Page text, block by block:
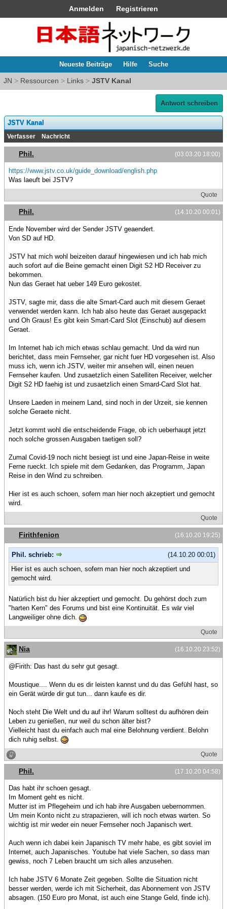
Anmelden Registrieren
Neueste Beiträge Hilfe Suche
JN > Ressourcen > Links > JSTV Kanal
Antwort schreiben
JSTV Kanal
Verfasser Nachricht
(03.03.20 18:00)
Phil.
https://www.jstv.co.uk/guide_download/english.php
Was laeuft bei JSTV?
Quote
(14.10.20 00:01)
Phil.
Ende November wird der Sender JSTV geaendert.
Von SD auf HD.
JSTV hat mich wohl beizeiten darauf hingewiesen und ich hab mich
auch sofort auf die Beine gemacht einen Digit S2 HD Receiver zu
bekommen.
Nun das Geraet hat ueber 149 Euro gekostet.
JSTV, sagte mir, dass die alte Smart-Card auch mit diesem Geraet
verwendet werden kann. Ich hab also heute das Geraet ausgepackt
und Oh Graus! Es gibt kein Smart-Card Slot (Einschub) auf diesem
Geraet.
Im Internet hab ich mich etwas schlau gemacht. Und da wird nun
berichtet, dass mein Fernseher, gar nicht fuer HD vorgesehen ist. Also
muss ich, wenn ich JSTV, weiter mir ansehen will, einen neuen
Fernseher kaufen. Und zusaetzlich einen Satelliten Receiver, welcher
Digit S2 HD faehig ist und zusaetzlich einen Smard-Card Slot hat.
Unsere Laeden in meinem Land, sind noch in der Urzeit, sie kennen
solche Geraete nicht.
Jetzt kommt wohl die entscheidende Frage, ob ich ueberhaupt jetzt
noch solche grossen Ausgaben taetigen soll?
Zumal Covid-19 noch nicht besiegt ist und eine Japan-Reise in weite
Ferne rueckt. Ich spiele mit dem Gedanken, das Programm, Japan
Reise in den Wind zu schreiben.
Hier ist es auch schoen, sofern man hier noch akzeptiert und gemocht
wird.
Quote
(16.10.20 19:25)
Firithfenion
(14.10.20 00:01)
Phil. schrieb:
Hier ist es auch schoen, sofern man hier noch akzeptiert und
gemocht wird.
Natürlich bist du hier akzeptiert und gemocht. Du gehörst doch zum
"harten Kern" des Forums und bist eine Kontinuität. Es wär viel
Langweiliger ohne dich.
Quote
(16.10.20 23:52)
Nia
@Firith: Das hast du sehr gut gesagt.
Moustique.... Wenn du es dir leisten kannst und du das Gefühl hast, so
ein Gerät würde dir gut tun... dann kaufe es dir.
Noch steht Die Welt und du auf ihr! Warum solltest du aufhören dein
Leben zu genießen, nur weil du schon älter bist?
Vielleicht hast du einfach auch mal eine Belohnung verdient. Belohn
dich ruhig selbst.
Quote
(17.10.20 04:58)
Phil.
Das habt ihr schoen gesagt.
Im Moment geht es nicht.
Mutter ist im Pflegeheim und ich hab ihre Ausgaben uebernommen.
Um mein Konto nicht zu strapazieren, will ich noch etwas warten. So
wichtig ist mir weder ein neuer Fernseher noch Japanisch wert.
Auch wenn ich dabei kein Japanisch TV mehr habe, es gibt soviel im
Internet, auch Japanisches. Youtube hat viele Sachen, so dass man
gewiss, noch 7 Leben braucht um sich alles anzusehen.
Ich habe JSTV 6 Monate Zeit gegeben. Sollte die Situation nicht
besser werden, werde ich mit Sicherheit, das Abonnement von JSTV
absagen. (150 Euro pro Monat, ist auch eine Stange Geld, finde ich).